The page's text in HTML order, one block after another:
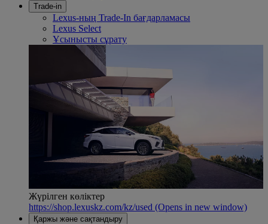
Trade-in
Lexus-ның Trade-In бағдарламасы
Lexus Select
Ұсынысты сұрату
Жүрілген көліктер
https://shop.lexuskz.com/kz/used (Opens in new window)
Қаржы және сақтандыру